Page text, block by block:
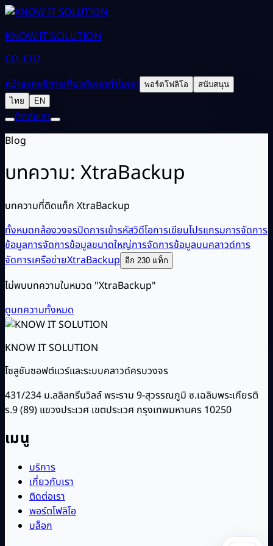
KNOW IT SOLUTION
CO.,LTD.
หน้าแรกบริการเกี่ยวกับเราทำไมเรา พอร์ตโฟลิโอ
สนับสนุน
ไทย
EN
ติดต่อเรา
Blog
บทความ: XtraBackup
บทความที่ติดแท็ก XtraBackup
ทั้งหมดกล้องวงจรปิดการเข้ารหัสวิดีโอการเขียนโปรแกรมการจัดการ
ข้อมูลการจัดการข้อมูลขนาดใหญ่การจัดการข้อมูลบนคลาวด์การ
จัดการเครือข่ายXtraBackup อีก 230 แท็ก
ไม่พบบทความในหมวด "XtraBackup"
ดูบทความทั้งหมด
KNOW IT SOLUTION
โซลูชันซอฟต์แวร์และระบบคลาวด์ครบวงจร
431/234 ม.ลลิลกรีนวิลล์ พระราม 9-สุวรรณภูมิ ซ.เฉลิมพระเกียรติ
ร.9 (89) แขวงประเวศ เขตประเวศ กรุงเทพมหานคร 10250
เมนู
บริการ
เกี่ยวกับเรา
ติดต่อเรา
พอร์ตโฟลิโอ
บล็อก